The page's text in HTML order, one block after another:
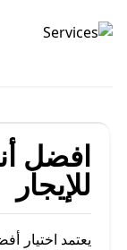
شركة الصدارة
افضل
للإيجار
يعتمد اختيار